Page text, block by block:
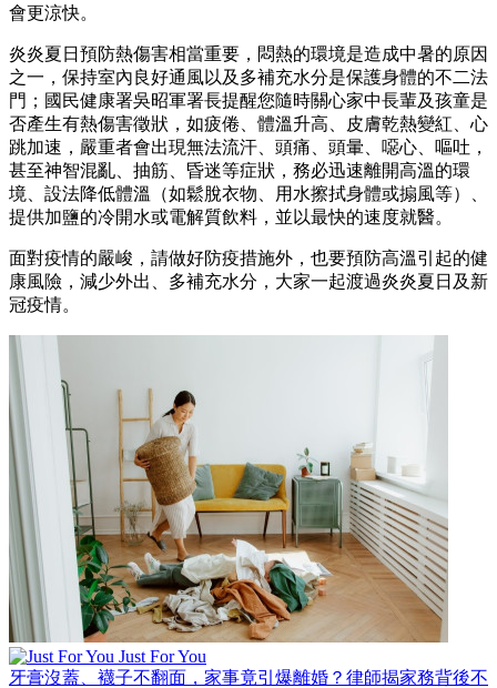
會更涼快。
炎炎夏日預防熱傷害相當重要，悶熱的環境是造成中暑的原因
之一，保持室內良好通風以及多補充水分是保護身體的不二法
門；國民健康署吳昭軍署長提醒您隨時關心家中長輩及孩童是
否產生有熱傷害徵狀，如疲倦、體溫升高、皮膚乾熱變紅、心
跳加速，嚴重者會出現無法流汗、頭痛、頭暈、噁心、嘔吐，
甚至神智混亂、抽筋、昏迷等症狀，務必迅速離開高溫的環
境、設法降低體溫（如鬆脫衣物、用水擦拭身體或搧風等）、
提供加鹽的冷開水或電解質飲料，並以最快的速度就醫。
面對疫情的嚴峻，請做好防疫措施外，也要預防高溫引起的健
康風險，減少外出、多補充水分，大家一起渡過炎炎夏日及新
冠疫情。
Just For You
牙膏沒蓋、襪子不翻面，家事竟引爆離婚？律師揭家務背後不